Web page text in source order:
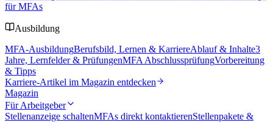
für MFAs
Ausbildung
MFA-AusbildungBerufsbild, Lernen & KarriereAblauf & Inhalte3
Jahre, Lernfelder & PrüfungenMFA AbschlussprüfungVorbereitung
& Tipps
Karriere-Artikel im Magazin entdecken
Magazin
Für Arbeitgeber
Stellenanzeige schaltenMFAs direkt kontaktierenStellenpakete &